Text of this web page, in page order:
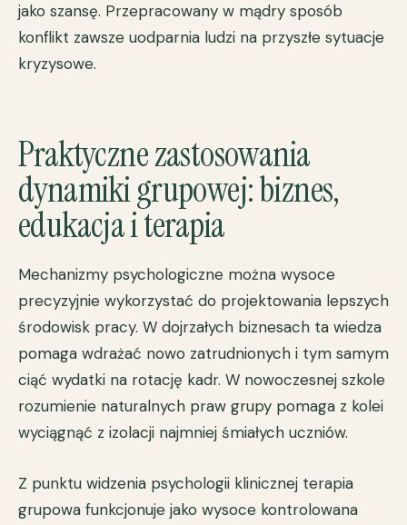
jako szansę. Przepracowany w mądry sposób
konflikt zawsze uodparnia ludzi na przyszłe sytuacje
kryzysowe.
Praktyczne zastosowania
dynamiki grupowej: biznes,
edukacja i terapia
Mechanizmy psychologiczne można wysoce
precyzyjnie wykorzystać do projektowania lepszych
środowisk pracy. W dojrzałych biznesach ta wiedza
pomaga wdrażać nowo zatrudnionych i tym samym
ciąć wydatki na rotację kadr. W nowoczesnej szkole
rozumienie naturalnych praw grupy pomaga z kolei
wyciągnąć z izolacji najmniej śmiałych uczniów.
Z punktu widzenia psychologii klinicznej terapia
grupowa funkcjonuje jako wysoce kontrolowana